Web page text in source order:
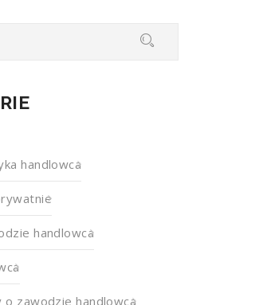
handlowca
handlowca
o zawodzie handlowca